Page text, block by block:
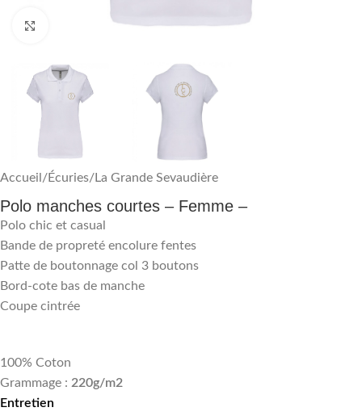
Accueil /Écuries/La Grande Sevaudière
Polo manches courtes – Femme –
Polo chic et casual
Bande de propreté encolure fentes
Patte de boutonnage col 3 boutons
Bord-cote bas de manche
Coupe cintrée
100% Coton
Grammage : 220g/m2
Entretien